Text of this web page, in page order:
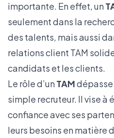
importante. En effet, un
seulement dans la
des talents, mais aussi
relations client TAM
candidats et les clients.
Le rôle d’unTAM
simple recruteur. Il vise à
confiance avec ses
leurs besoins en matière